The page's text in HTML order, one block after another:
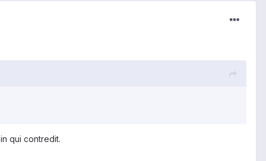
qui contredit.